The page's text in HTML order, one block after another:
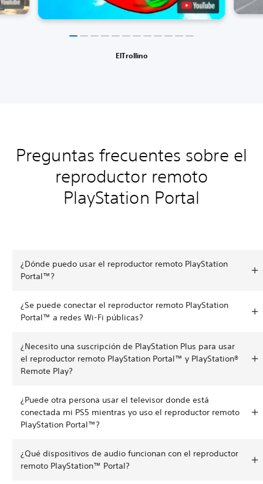
ElTrollino
Preguntas frecuentes sobre el
reproductor remoto
PlayStation Portal
¿Dónde puedo usar el reproductor remoto PlayStation
Portal™?
¿Se puede conectar el reproductor remoto PlayStation
Portal™ a redes Wi-Fi públicas?
¿Necesito una suscripción de PlayStation Plus para usar
el reproductor remoto PlayStation Portal™ y PlayStation®
Remote Play?
¿Puede otra persona usar el televisor donde está
conectada mi PS5 mientras yo uso el reproductor remoto
PlayStation Portal™?
¿Qué dispositivos de audio funcionan con el reproductor
remoto PlayStation™ Portal?